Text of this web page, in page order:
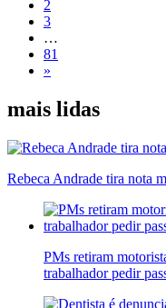
2
3
…
81
»
mais lidas
Rebeca Andrade tira nota
PMs retiram
trabalhador pedir